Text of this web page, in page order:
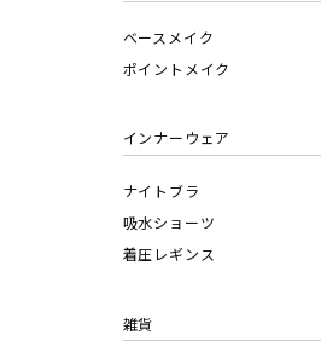
ベースメイク
ポイントメイク
インナーウェア
ナイトブラ
吸水ショーツ
着圧レギンス
雑貨